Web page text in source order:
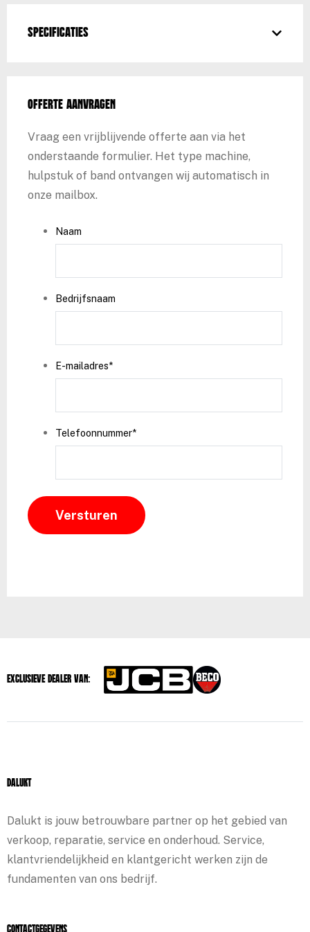
Specificaties
Offerte aanvragen
Vraag een vrijblijvende offerte aan via het
onderstaande formulier. Het type machine,
hulpstuk of band ontvangen wij automatisch in
onze mailbox.
Naam
Bedrijfsnaam
E-mailadres*
Telefoonnummer*
Exclusieve dealer van:
Dalukt
Dalukt is jouw betrouwbare partner op het gebied van
verkoop, reparatie, service en onderhoud. Service,
klantvriendelijkheid en klantgericht werken zijn de
fundamenten van ons bedrijf.